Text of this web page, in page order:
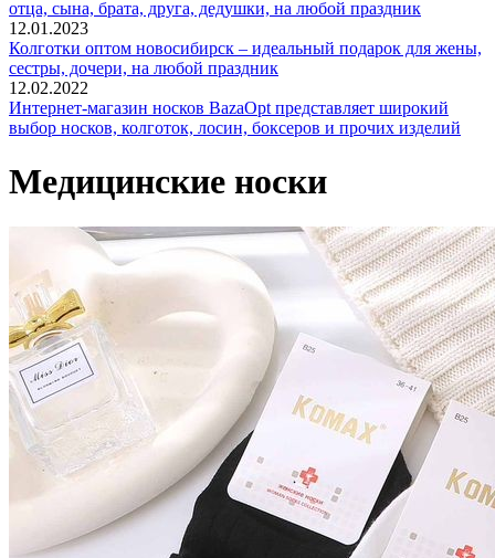
отца, сына, брата, друга, дедушки, на любой праздник
12.01.2023
Колготки оптом новосибирск – идеальный подарок для жены,
сестры, дочери, на любой праздник
12.02.2022
Интернет-магазин носков BazaOpt представляет широкий
выбор носков, колготок, лосин, боксеров и прочих изделий
Медицинские носки